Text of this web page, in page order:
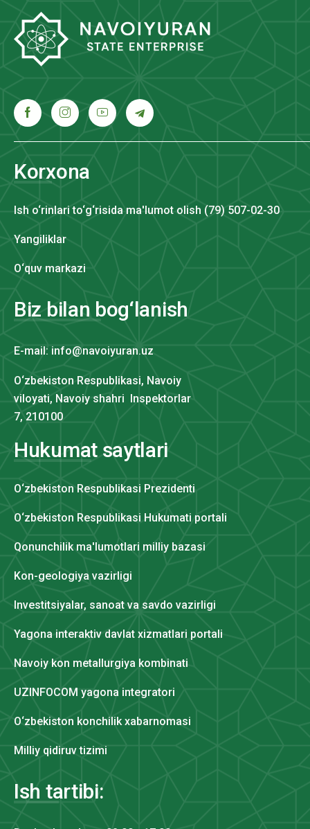
Korxona
Ish o‘rinlari to‘g‘risida ma'lumot olish (79) 507-02-30
Yangiliklar
O‘quv markazi
Biz bilan bog‘lanish
E-mail: info@navoiyuran.uz
O‘zbekiston Respublikasi, Navoiy
viloyati, Navoiy shahri Inspektorlar
7, 210100
Hukumat saytlari
O‘zbekiston Respublikasi Prezidenti
O‘zbekiston Respublikasi Hukumati portali
Qonunchilik ma'lumotlari milliy bazasi
Kon-geologiya vazirligi
Investitsiyalar, sanoat va savdo vazirligi
Yagona interaktiv davlat xizmatlari portali
Navoiy kon metallurgiya kombinati
UZINFOCOM yagona integratori
O‘zbekiston konchilik xabarnomasi
Milliy qidiruv tizimi
Ish tartibi: